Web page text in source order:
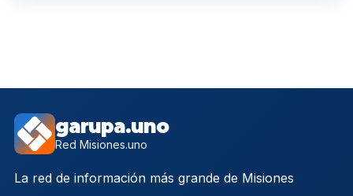
garupa.uno
Red Misiones.uno
La red de información más grande de Misiones